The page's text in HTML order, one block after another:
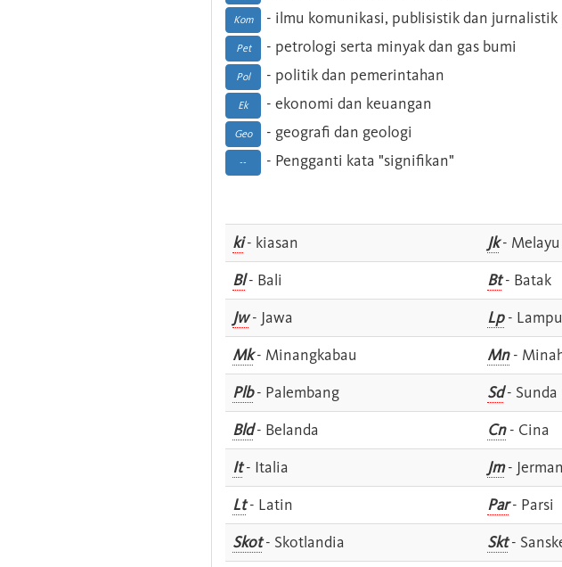
Kom - ilmu komunikasi, publisistik dan jurnalistik
Pet - petrologi serta minyak dan gas bumi
Pol - politik dan pemerintahan
Ek - ekonomi dan keuangan
Geo - geografi dan geologi
-- - Pengganti kata "signifikan"
ki- kiasan Jk- Melayu
Bl- Bali Bt- Batak
Jw- Jawa Lp-
Mk- Minangkabau Mn-
Plb- Palembang Sd- Sunda
Bld- Belanda Cn- Cina
It- Italia Jm- Jerman
Lt- Latin Par- Parsi
Skot- Skotlandia Skt-